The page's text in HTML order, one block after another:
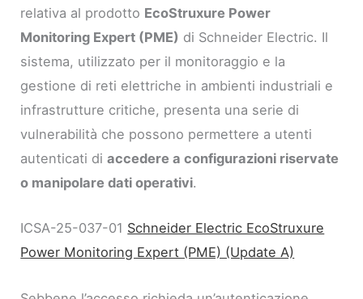
relativa al prodotto EcoStruxure Power
Monitoring Expert (PME) di Schneider Electric. Il
sistema, utilizzato per il monitoraggio e la
gestione di reti elettriche in ambienti industriali e
infrastrutture critiche, presenta una serie di
vulnerabilità che possono permettere a utenti
autenticati diaccedere a configurazioni riservate
o manipolare dati operativi.
ICSA-25-037-01 Schneider Electric EcoStruxure
Power Monitoring Expert (PME) (Update A)